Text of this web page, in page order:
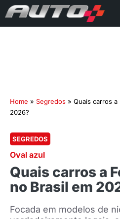
Home » Segredos » Quais carros a
2026?
SEGREDOS
Oval azul
Quais carros a
no Brasil em
Focada em modelos de